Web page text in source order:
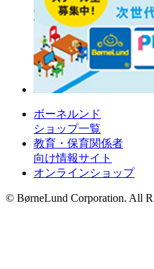
ボーネルンド
ショップ一覧
教育・保育関係者
向け情報サイト
オンラインショップ
© BørneLund Corporation. All